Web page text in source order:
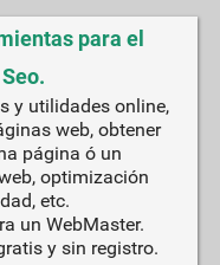
para el
y utilidades online,
web, obtener
página ó un
optimización
etc.
un WebMaster.
y sin registro.